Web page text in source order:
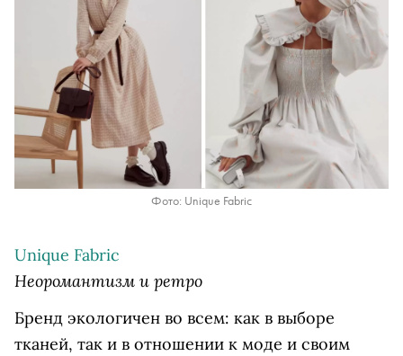
Фото: Unique Fabric
Unique Fabric
Неоромантизм и ретро
Бренд экологичен во всем: как в выборе
тканей, так и в отношении к моде и своим